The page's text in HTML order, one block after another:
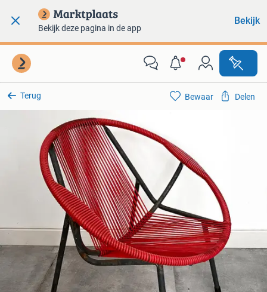
Bekijk deze pagina in de app
Bekijk
Terug Bewaar Delen